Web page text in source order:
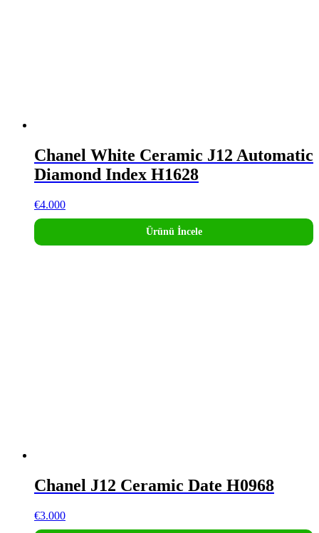
Chanel White Ceramic J12 Automatic
Diamond Index H1628
€4.000
Ürünü İncele
Chanel J12 Ceramic Date H0968
€3.000